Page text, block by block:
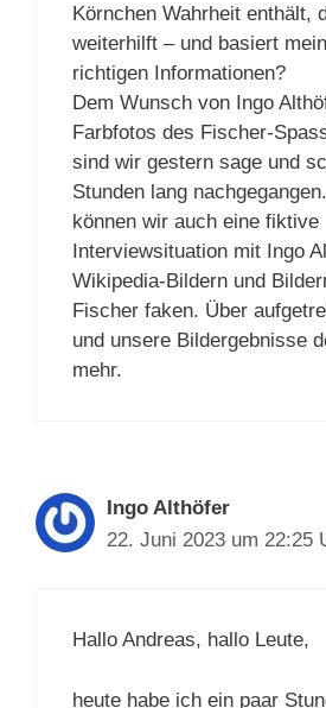
Körnchen Wahrheit enthält,
weiterhilft – und basiert
richtigen Informationen?
Dem Wunsch von Ingo
Farbfotos des Fischer-
sind wir gestern sage und
Stunden lang
können wir auch eine fiktive
Interviewsituation mit Ingo
Wikipedia-Bildern und
Fischer faken. Über
und unsere Bildergebnisse
mehr.
Ingo Althöfer
22. Juni 2023 um 22:25
Hallo Andreas, hallo Leute,
heute habe ich ein paar